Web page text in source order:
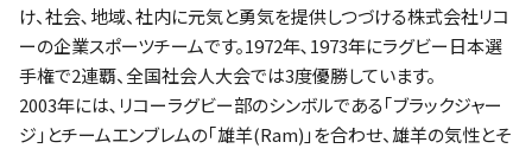
け、社会､地域、社内に元気と勇気を提供しつづける株式会社リコ
ーの企業スポーツチームです。1972年､1973年にラグビー日本選
手権で2連覇、全国社会人大会では3度優勝しています。
2003年には､リコーラグビー部のシンボルである｢ブラックジャー
ジ｣とチームエンブレムの｢雄羊(Ram)｣を合わせ、雄羊の気性とそ